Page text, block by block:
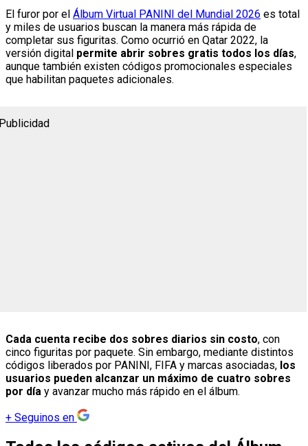
El furor por el Álbum Virtual PANINI del Mundial 2026 es total
y miles de usuarios buscan la manera más rápida de
completar sus figuritas. Como ocurrió en Qatar 2022, la
versión digital permite abrir sobres gratis todos los días,
aunque también existen códigos promocionales especiales
que habilitan paquetes adicionales.
Cada cuenta recibe dos sobres diarios sin costo, con
cinco figuritas por paquete. Sin embargo, mediante distintos
códigos liberados por PANINI, FIFA y marcas asociadas, los
usuarios pueden alcanzar un máximo de cuatro sobres
por día y avanzar mucho más rápido en el álbum.
+ Seguinos en